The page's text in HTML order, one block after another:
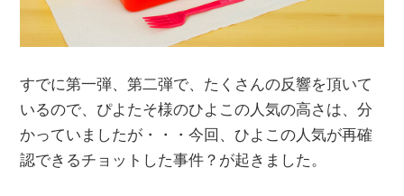
すでに第一弾、第二弾で、たくさんの反響を頂いて
いるので、ぴよたそ様のひよこの人気の高さは、分
かっていましたが・・・今回、ひよこの人気が再確
認できるチョットした事件？が起きました。